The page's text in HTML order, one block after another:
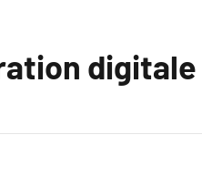
digitale